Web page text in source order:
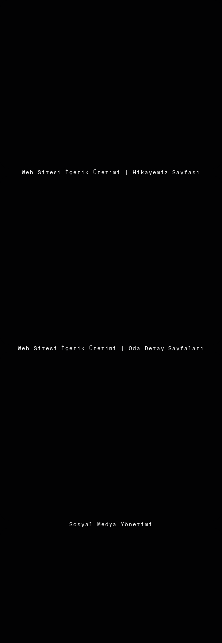
Web Sitesi İçerik Üretimi | Hikayemiz Sayfası
Web Sitesi İçerik Üretimi | Oda Detay Sayfaları
Sosyal Medya Yönetimi